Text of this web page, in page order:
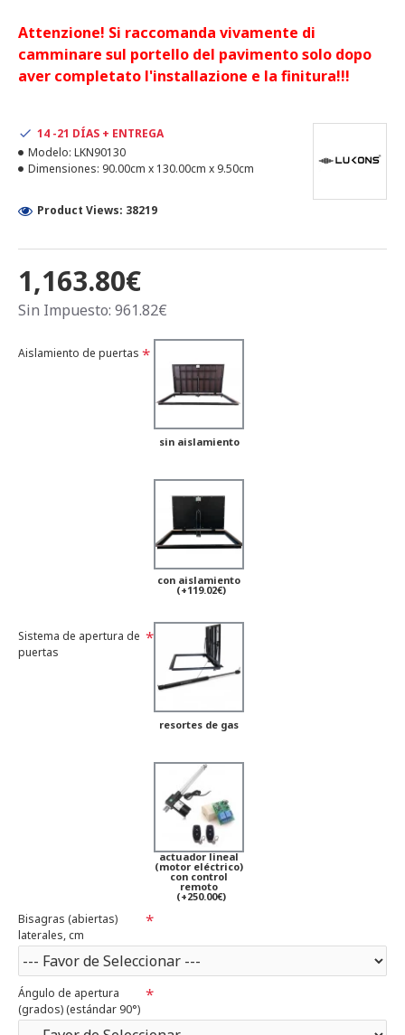
Attenzione! Si raccomanda vivamente di
camminare sul portello del pavimento solo dopo
aver completato l'installazione e la finitura!!!
1,163.80€
Sin Impuesto: 961.82€
14 -21 DÍAS + ENTREGA
Modelo: LKN90130
Dimensiones: 90.00cm x 130.00cm x 9.50cm
Product Views: 38219
Aislamiento de puertas
sin aislamiento
con aislamiento
(+119.02€)
Sistema de apertura de
puertas
resortes de gas
actuador lineal
(motor eléctrico)
con control
remoto
(+250.00€)
Bisagras (abiertas)
laterales, cm
Ángulo de apertura
(grados) (estándar 90°)